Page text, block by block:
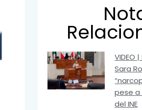
VIDEO
Sara
pese
del INE